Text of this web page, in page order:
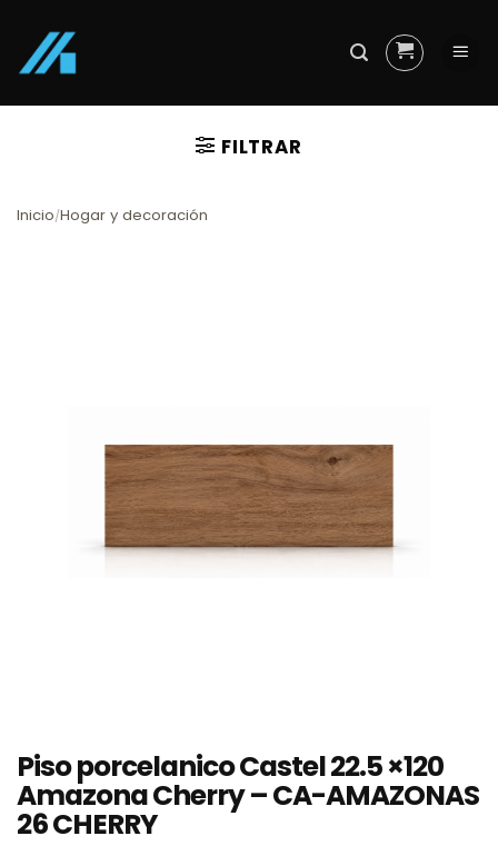
content
FILTRAR
Inicio/Hogar y decoración
Piso porcelanico Castel 22.5 ×120
Amazona Cherry – CA-AMAZONAS
26 CHERRY